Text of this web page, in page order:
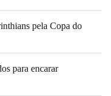
pela Copa do
para encarar